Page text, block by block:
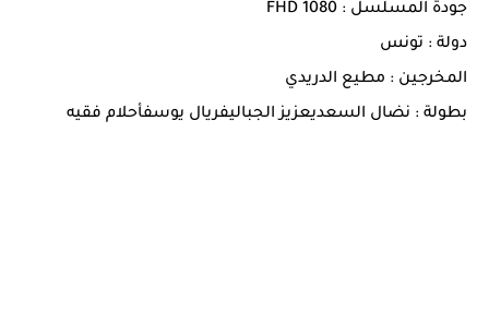
جودة المسلسل : 1080 FHD
دولة : تونس
المخرجين : مطيع الدريدي
بطولة : نضال السعديعزيز الجباليفريال يوسفأحلام فقيه